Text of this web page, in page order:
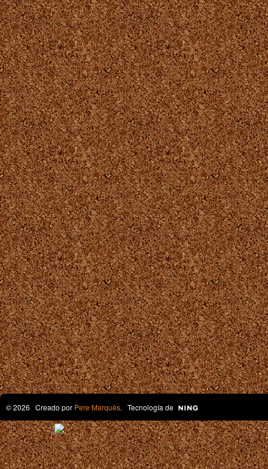
© 2026 Creado por Pere Marquès. Tecnología de